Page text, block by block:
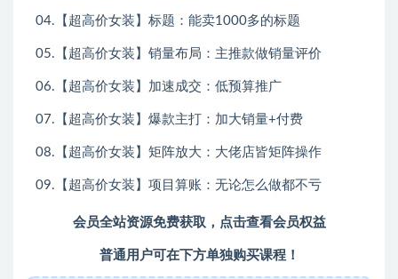
04.【超高价女装】标题：能卖1000多的标题
05.【超高价女装】销量布局：主推款做销量评价
06.【超高价女装】加速成交：低预算推广
07.【超高价女装】爆款主打：加大销量+付费
08.【超高价女装】矩阵放大：大佬店皆矩阵操作
09.【超高价女装】项目算账：无论怎么做都不亏
会员全站资源免费获取，点击查看会员权益
普通用户可在下方单独购买课程！